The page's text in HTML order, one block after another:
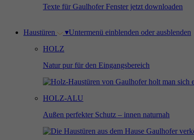
Texte für Gaulhofer Fenster jetzt downloaden
Haustüren ▾Untermenü einblenden oder ausblenden
HOLZ
Natur pur für den Eingangsbereich
HOLZ-ALU
Außen perfekter Schutz – innen naturnah